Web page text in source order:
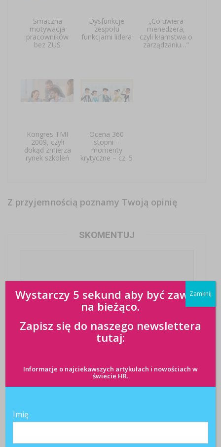
Smaczna
motywacja
pracowników
bez ZUS
Dysfunkcje
zespołu
funkcjami lidera
„Co uwiera
menedżera,
czyli kłamstwa o
zarządzaniu…”
Kongres TMI
2009, czyli
dokąd zmierza
rynek szkoleń
Ocena 360
stopni –
momenty
krytyczne – cz. 5
Z przyjemnością poznamy Twoją opinię
SKOMENTUJ
Wystarczy 5 sekund aby być zawsze
na bieżąco.
Zapisz się do naszego newslettera
tutaj:
Informacje o najciekawszych artykułach i nowościach w
świecie HR.
Imię
Zamknij